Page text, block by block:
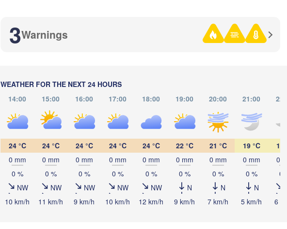
3Warnings
WEATHER FOR THE NEXT 24 HOURS
14:00
15:00 16:00 17:00 18:00 19:00 20:00 21:00
24 °C
0 mm
0 %
NW
10 km/h
24 °C
0 mm
0 %
NW
11 km/h
24 °C
0 mm
0 %
NW
9 km/h
24 °C
0 mm
0 %
NW
10 km/h
24 °C
0 mm
0 %
NW
12 km/h
22 °C
0 mm
0 %
N
9 km/h
21 °C
0 mm
0 %
N
7 km/h
19 °C
0 mm
0 %
N
5 km/h
16
0
0
6
Астана
(Astana)
Көкшетау
Екібастұз
Қарағанды
(Qarağandy)